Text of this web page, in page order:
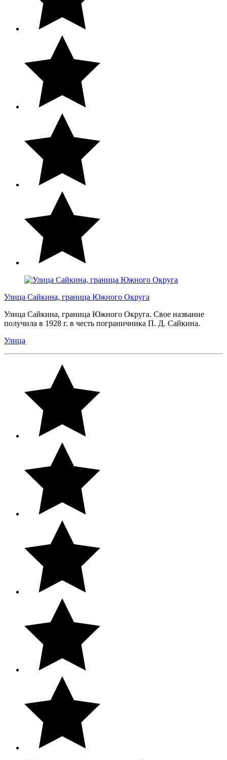
Улица Сайкина, граница Южного Округа
Улица Сайкина, граница Южного Округа. Свое название
получила в 1928 г. в честь пограничника П. Д. Сайкина.
Улица